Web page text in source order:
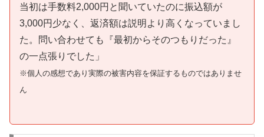
当初は手数料2,000円と聞いていたのに振込額が
3,000円少なく、返済額は説明より高くなっていまし
た。問い合わせても『最初からそのつもりだった』
の一点張りでした」
※個人の感想であり実際の被害内容を保証するものではありませ
ん